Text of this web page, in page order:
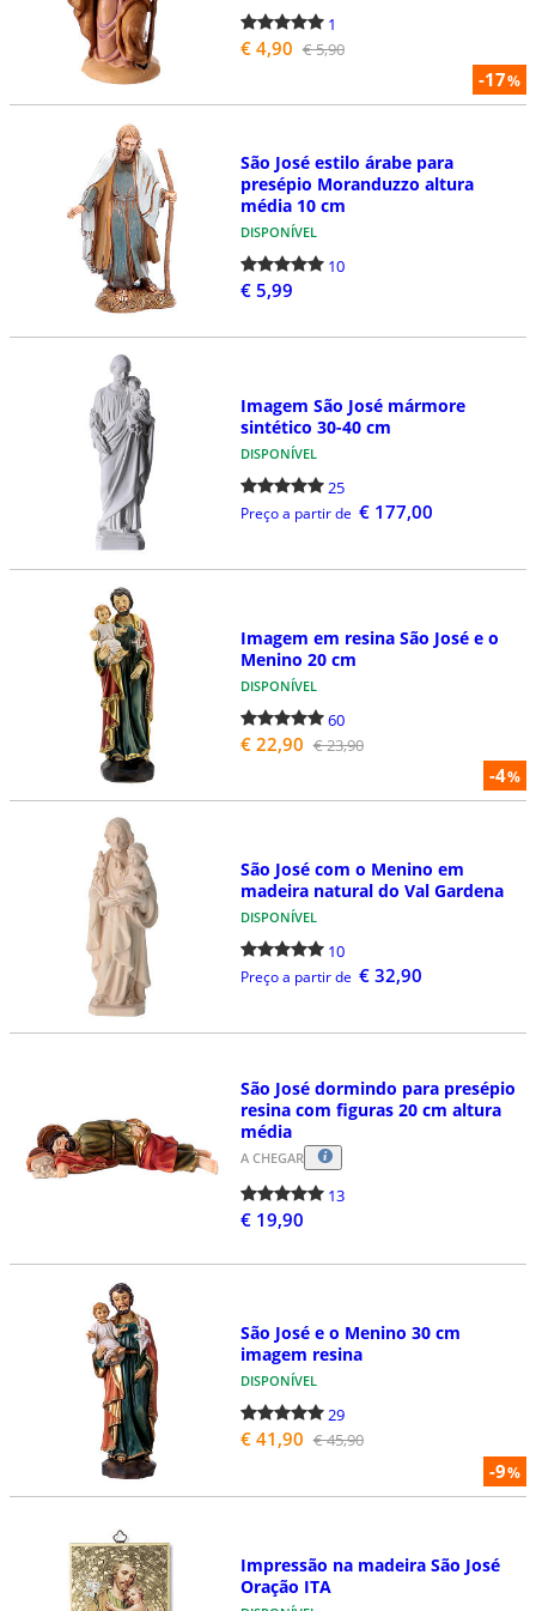
-17%
1
€ 4,90 € 5,90
São José estilo árabe para
presépio Moranduzzo altura
média 10 cm
DISPONÍVEL
10
€ 5,99
Imagem São José mármore
sintético 30-40 cm
DISPONÍVEL
25
Preço a partir de € 177,00
-4%
Imagem em resina São José e o
Menino 20 cm
DISPONÍVEL
60
€ 22,90 € 23,90
São José com o Menino em
madeira natural do Val Gardena
DISPONÍVEL
10
Preço a partir de € 32,90
São José dormindo para presépio
resina com figuras 20 cm altura
média
A CHEGAR
13
€ 19,90
-9%
São José e o Menino 30 cm
imagem resina
DISPONÍVEL
29
€ 41,90 € 45,90
Impressão na madeira São José
Oração ITA